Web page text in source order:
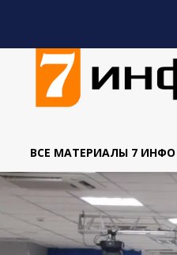
ВСЕ МАТЕРИАЛЫ 7 ИНФО